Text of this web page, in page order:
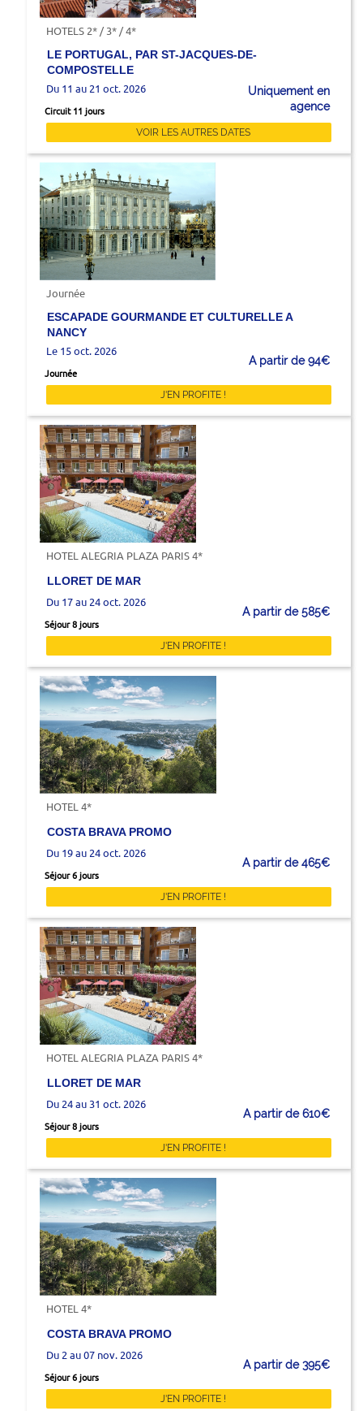
HOTELS 2* / 3* / 4*
LE PORTUGAL, PAR ST-JACQUES-DE-
COMPOSTELLE
Du 11 au 21 oct. 2026
Circuit 11 jours
Uniquement en
agence
VOIR LES AUTRES DATES
Journée
ESCAPADE GOURMANDE ET CULTURELLE A
NANCY
Le 15 oct. 2026
Journée
A partir de 94€
J'EN PROFITE !
HOTEL ALEGRIA PLAZA PARIS 4*
LLORET DE MAR
Du 17 au 24 oct. 2026
Séjour 8 jours
A partir de 585€
J'EN PROFITE !
HOTEL 4*
COSTA BRAVA PROMO
Du 19 au 24 oct. 2026
Séjour 6 jours
A partir de 465€
J'EN PROFITE !
HOTEL ALEGRIA PLAZA PARIS 4*
LLORET DE MAR
Du 24 au 31 oct. 2026
Séjour 8 jours
A partir de 610€
J'EN PROFITE !
HOTEL 4*
COSTA BRAVA PROMO
Du 2 au 07 nov. 2026
Séjour 6 jours
A partir de 395€
J'EN PROFITE !